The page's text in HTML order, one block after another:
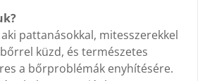
pattanásokkal, mitesszerekkel
küzd, és természetes
a bőrproblémák enyhítésére.